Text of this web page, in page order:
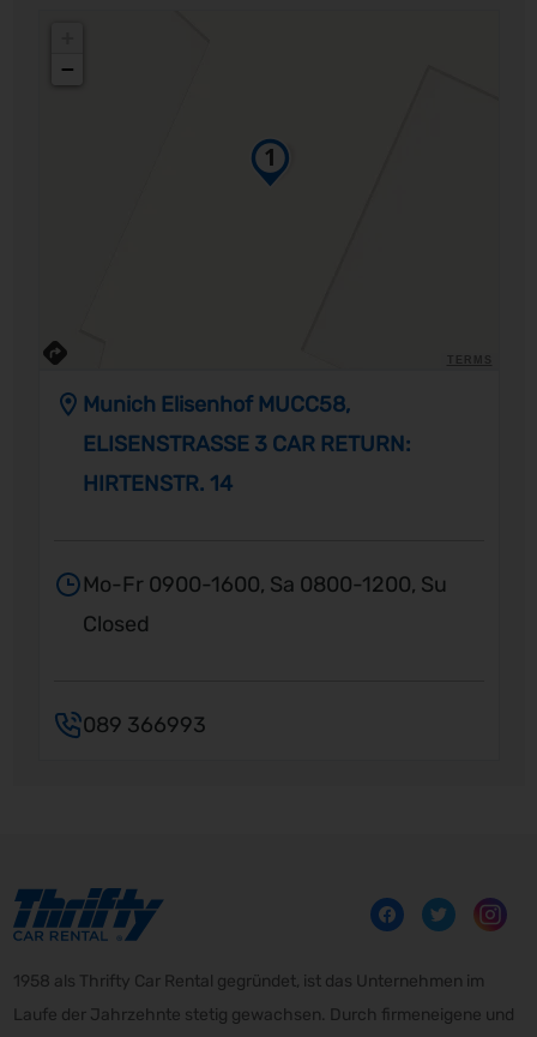
−
Munich Elisenhof MUCC58,
ELISENSTRASSE 3 CAR RETURN:
HIRTENSTR. 14
Mo-Fr 0900-1600, Sa 0800-1200, Su
Closed
089 366993
1958 als Thrifty Car Rental gegründet, ist das Unternehmen im
Laufe der Jahrzehnte stetig gewachsen. Durch firmeneigene und